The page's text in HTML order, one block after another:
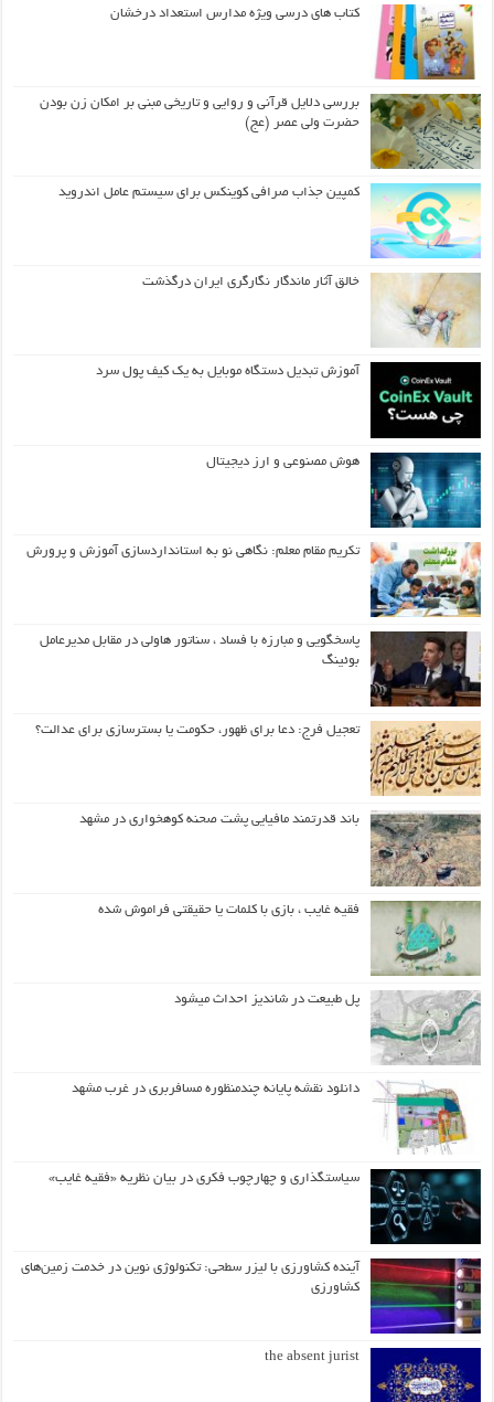
کتاب های درسی ویژه مدارس استعداد درخشان
بررسی دلایل قرآنی و روایی و تاریخی مبنی بر امکان زن بودن
حضرت ولی عصر (عج)
کمپین جذاب صرافی کوینکس برای سیستم عامل اندروید
خالق آثار ماندگار نگارگری ایران درگذشت
آموزش تبدیل دستگاه موبایل به یک کیف‌ پول سرد
هوش مصنوعی و ارز دیجیتال
تکریم مقام معلم: نگاهی نو به استانداردسازی آموزش و پرورش
پاسخگویی و مبارزه با فساد ، سناتور هاولی در مقابل مدیرعامل
بوئینگ
تعجیل فرج: دعا برای ظهور، حکومت یا بسترسازی برای عدالت؟
باند قدرتمند مافیایی پشت صحنه کوهخواری در مشهد
فقیه غایب ، بازی با کلمات یا حقیقتی فراموش شده
پل طبیعت در شاندیز احداث میشود
دانلود نقشه پایانه چندمنظوره مسافربری در غرب مشهد
سیاستگذاری و چهارچوب فکری در بیان نظریه «فقیه غایب»
آینده کشاورزی با لیزر سطحی: تکنولوژی نوین در خدمت زمین‌های
کشاورزی
the absent jurist